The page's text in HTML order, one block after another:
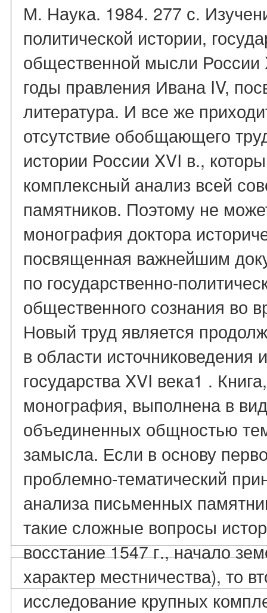
М. Наука. 1984. 277 с.
политической истории,
общественной мысли России
годы правления Ивана IV,
литература. И все же
отсутствие обобщающего
истории России XVI в.,
комплексный анализ всей
памятников. Поэтому не
монография доктора
посвященная важнейшим
по государственно-
общественного сознания во
Новый труд является
в области источниковедения
государства XVI века1 .
монография, выполнена в
объединенных общностью
замысла. Если в основу
проблемно-тематический
анализа письменных
такие сложные вопросы
восстание 1547 г., начало
характер местничества), то
исследование крупных